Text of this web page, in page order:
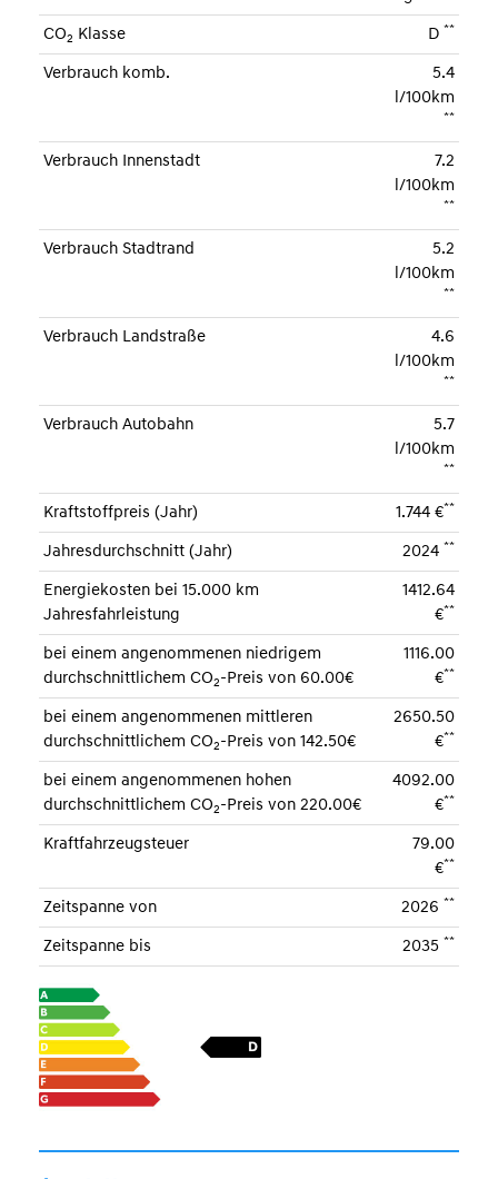
CO2 Klasse D **
Verbrauch komb.
5.4
l/100km
**
Verbrauch Innenstadt
7.2
l/100km
**
Verbrauch Stadtrand
5.2
l/100km
**
Verbrauch Landstraße
4.6
l/100km
**
Verbrauch Autobahn
5.7
l/100km
**
Kraftstoffpreis (Jahr) 1.744 €**
Jahresdurchschnitt (Jahr) 2024 **
Energiekosten bei 15.000 km
Jahresfahrleistung
1412.64
€**
bei einem angenommenen niedrigem
durchschnittlichem CO2-Preis von 60.00€
1116.00
€**
bei einem angenommenen mittleren
durchschnittlichem CO2-Preis von 142.50€
2650.50
€**
bei einem angenommenen hohen
durchschnittlichem CO2-Preis von 220.00€
4092.00
€**
Kraftfahrzeugsteuer
79.00
€**
Zeitspanne von 2026 **
Zeitspanne bis 2035 **